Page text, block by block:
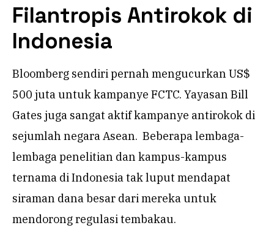
Filantropis Antirokok di
Indonesia
Bloomberg sendiri pernah mengucurkan US$
500 juta untuk kampanye FCTC. Yayasan Bill
Gates juga sangat aktif kampanye antirokok di
sejumlah negara Asean. Beberapa lembaga-
lembaga penelitian dan kampus-kampus
ternama di Indonesia tak luput mendapat
siraman dana besar dari mereka untuk
mendorong regulasi tembakau.